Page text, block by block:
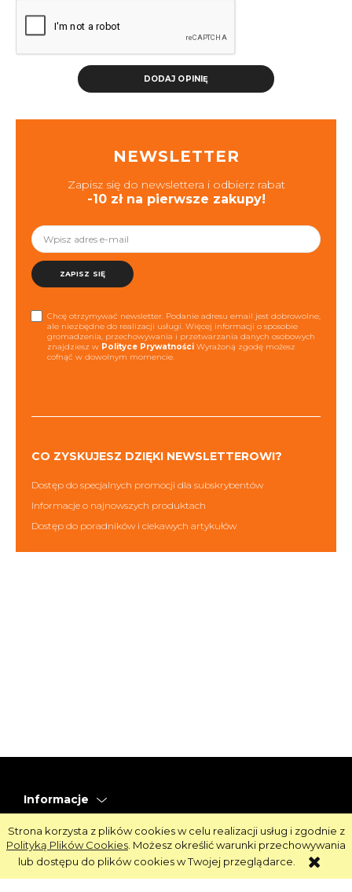
Strona korzysta z plików cookies w celu realizacji usług i zgodnie z
Polityką Plików Cookies . Możesz określić warunki przechowywania
lub dostępu do plików cookies w Twojej przeglądarce.
DODAJ OPINIĘ
NEWSLETTER
Zapisz się do newslettera i odbierz rabat
-10 zł na pierwsze zakupy!
ZAPISZ SIĘ
Chcę otrzymywać newsletter. Podanie adresu email jest dobrowolne,
ale niezbędne do realizacji usługi. Więcej informacji o sposobie
gromadzenia, przechowywania i przetwarzania danych osobowych
znajdziesz w Polityce Prywatności Wyrażoną zgodę możesz
cofnąć w dowolnym momencie.
CO ZYSKUJESZ DZIĘKI NEWSLETTEROWI?
Dostęp do specjalnych promocji dla subskrybentów
Informacje o najnowszych produktach
Dostęp do poradników i ciekawych artykułów
Informacje
Obsługa
Strefa Klienta